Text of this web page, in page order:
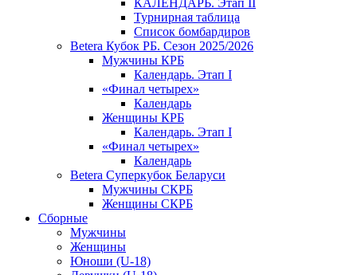
КАЛЕНДАРЬ. Этап II
Турнирная таблица
Список бомбардиров
Betera Кубок РБ. Сезон 2025/2026
Мужчины КРБ
Календарь. Этап I
«Финал четырех»
Календарь
Женщины КРБ
Календарь. Этап I
«Финал четырех»
Календарь
Betera Суперкубок Беларуси
Мужчины СКРБ
Женщины СКРБ
Сборные
Мужчины
Женщины
Юноши (U-18)